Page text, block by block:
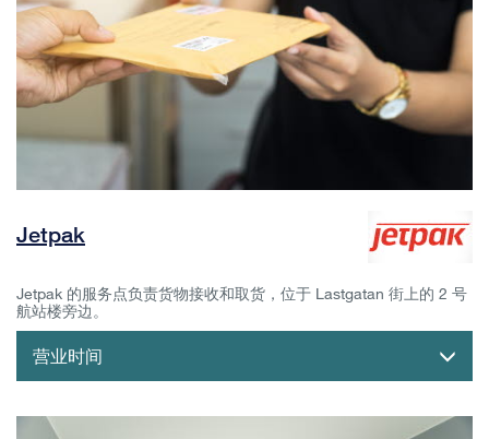
Jetpak
Jetpak 的服务点负责货物接收和取货，位于 Lastgatan 街上的 2 号
航站楼旁边。
营业时间